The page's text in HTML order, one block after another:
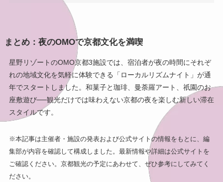
まとめ：夜のOMOで京都文化を満喫
星野リゾートのOMO京都3施設では、宿泊者が夜の時間にそれぞ
れの地域文化を気軽に体験できる「ローカルリズムナイト」が通
年でスタートしました。和菓子と珈琲、曼荼羅アート、祇園のお
座敷遊び──観光だけでは味わえない京都の夜を楽しむ新しい滞在
スタイルです。
※本記事は主催者・施設の発表および公式サイトの情報をもとに、編
集部が内容を確認して構成しました。最新情報や詳細は公式サイトを
ご確認ください。京都観光の予定にあわせて、ぜひ参考にしてみてく
ださい。